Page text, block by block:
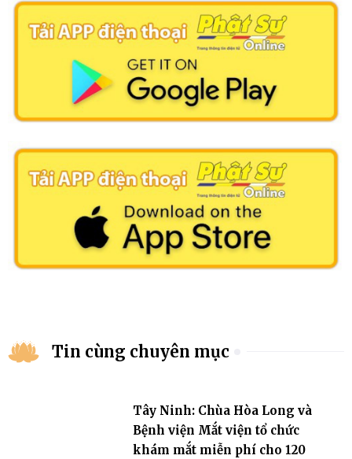
Tin cùng chuyên mục
Tây Ninh: Chùa Hòa Long và
Bệnh viện Mắt viện tổ chức
khám mắt miễn phí cho 120